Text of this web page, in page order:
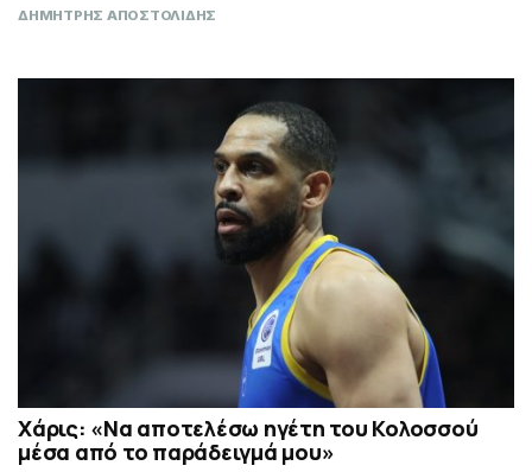
ΔΗΜΗΤΡΗΣ ΑΠΟΣΤΟΛΙΔΗΣ
Χάρις: «Να αποτελέσω ηγέτη του Κολοσσού
μέσα από το παράδειγμά μου»